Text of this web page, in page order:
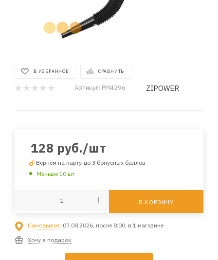
В ИЗБРАННОЕ СРАВНИТЬ
Артикул: PM4296 ZIPOWER
128 руб./шт
Вернем на карту до 3 бонусных баллов
Меньше 10 шт
В КОРЗИНУ
Самовывоз: 07.08.2026, после 8:00, в 1 магазине
Хочу в подарок